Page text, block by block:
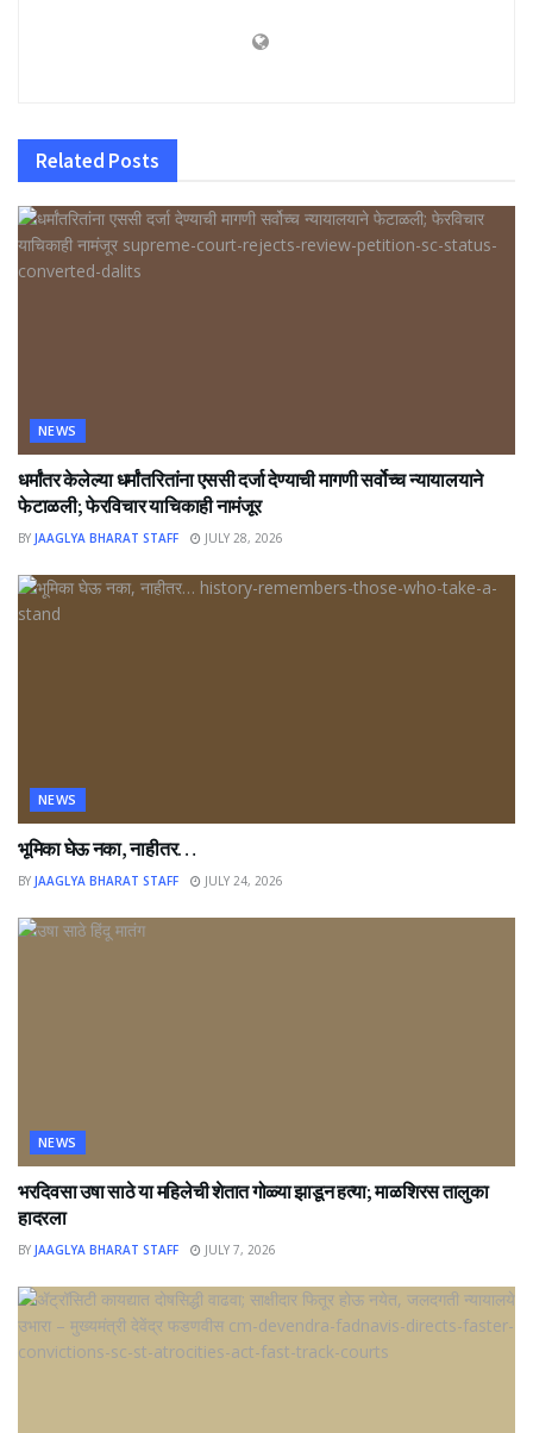
Related Posts
NEWS
धर्मांतर केलेल्या धर्मांतरितांना एससी दर्जा देण्याची मागणी सर्वोच्च न्यायालयाने
फेटाळली; फेरविचार याचिकाही नामंजूर
BY JAAGLYA BHARAT STAFF JULY 28, 2026
NEWS
भूमिका घेऊ नका, नाहीतर…
BY JAAGLYA BHARAT STAFF JULY 24, 2026
NEWS
भरदिवसा उषा साठे या महिलेची शेतात गोळ्या झाडून हत्या; माळशिरस तालुका
हादरला
BY JAAGLYA BHARAT STAFF JULY 7, 2026